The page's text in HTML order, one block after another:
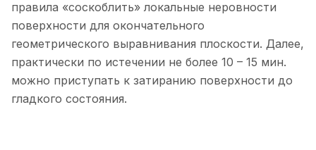
правила «соскоблить» локальные неровности
поверхности для окончательного
геометрического выравнивания плоскости. Далее,
практически по истечении не более 10 – 15 мин.
можно приступать к затиранию поверхности до
гладкого состояния.